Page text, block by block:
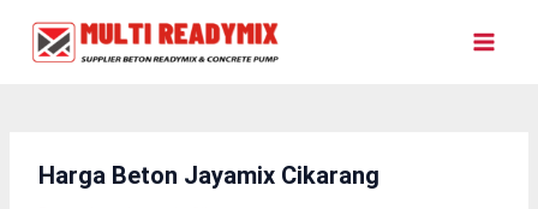
Harga Beton Jayamix Cikarang